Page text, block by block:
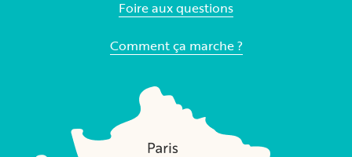
Foire aux questions
Comment ça marche ?